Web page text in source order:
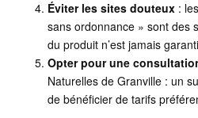
Éviter les sites douteux :
sans ordonnance » sont des
du produit n’est jamais
Opter pour une
Naturelles de Granville : un
de bénéficier de tarifs